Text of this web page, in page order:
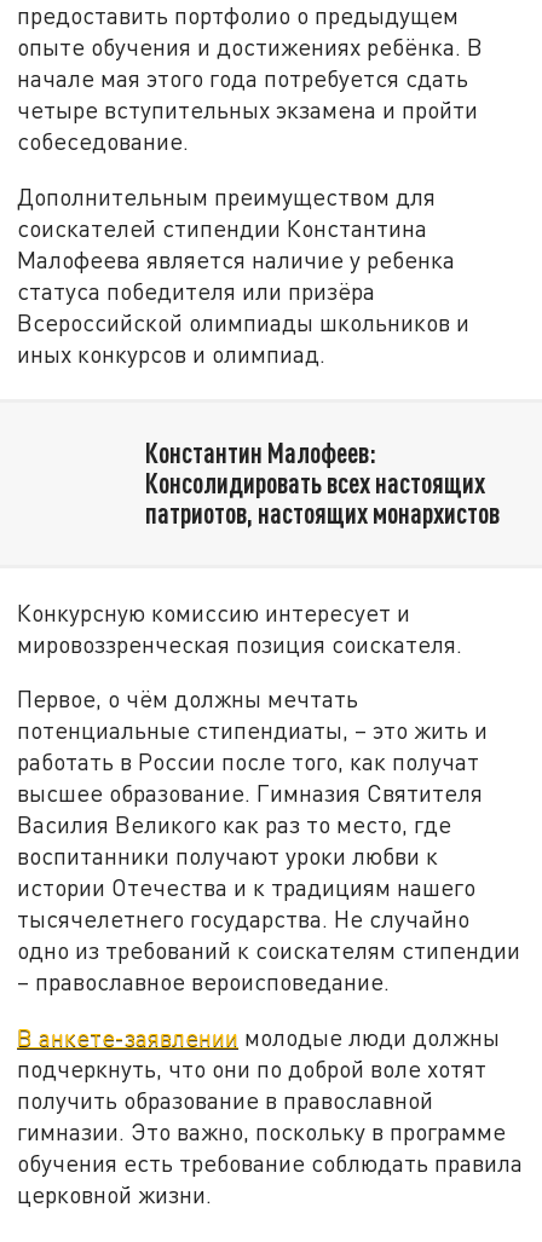
предоставить портфолио о предыдущем
опыте обучения и достижениях ребёнка. В
начале мая этого года потребуется сдать
четыре вступительных экзамена и пройти
собеседование.
Дополнительным преимуществом для
соискателей стипендии Константина
Малофеева является наличие у ребенка
статуса победителя или призёра
Всероссийской олимпиады школьников и
иных конкурсов и олимпиад.
Константин Малофеев:
Консолидировать всех настоящих
патриотов, настоящих монархистов
Конкурсную комиссию интересует и
мировоззренческая позиция соискателя.
Первое, о чём должны мечтать
потенциальные стипендиаты, – это жить и
работать в России после того, как получат
высшее образование. Гимназия Святителя
Василия Великого как раз то место, где
воспитанники получают уроки любви к
истории Отечества и к традициям нашего
тысячелетнего государства. Не случайно
одно из требований к соискателям стипендии
– православное вероисповедание.
В анкете-заявлении молодые люди должны
подчеркнуть, что они по доброй воле хотят
получить образование в православной
гимназии. Это важно, поскольку в программе
обучения есть требование соблюдать правила
церковной жизни.